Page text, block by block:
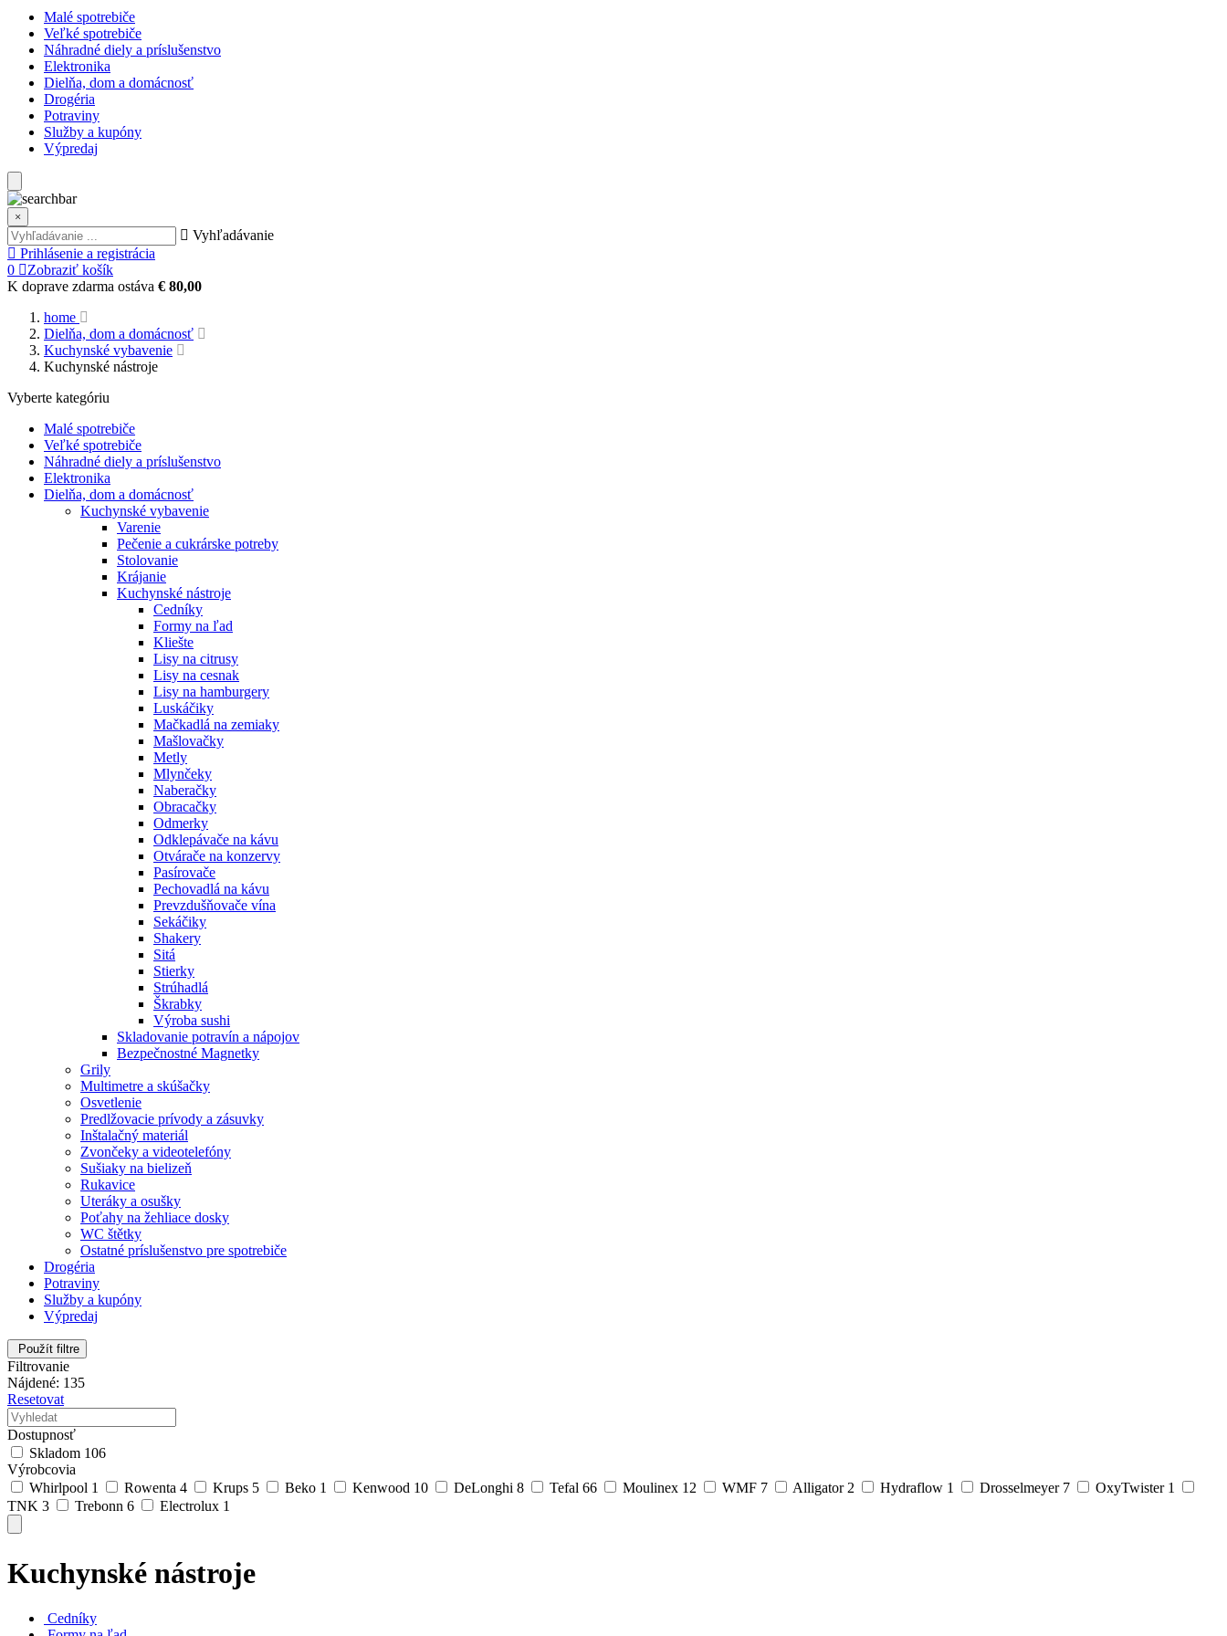
Malé spotrebiče
Veľké spotrebiče
Náhradné diely a príslušenstvo
Elektronika
Dielňa, dom a domácnosť
Drogéria
Potraviny
Služby a kupóny
Výpredaj
×
Vyhľadávanie
Prihlásenie a registrácia
0
Zobraziť košík
K doprave zdarma ostáva € 80,00
home
Dielňa, dom a domácnosť
Kuchynské vybavenie
Kuchynské nástroje
Vyberte kategóriu
Malé spotrebiče
Veľké spotrebiče
Náhradné diely a príslušenstvo
Elektronika
Dielňa, dom a domácnosť
Kuchynské vybavenie
Varenie
Pečenie a cukrárske potreby
Stolovanie
Krájanie
Kuchynské nástroje
Cedníky
Formy na ľad
Kliešte
Lisy na citrusy
Lisy na cesnak
Lisy na hamburgery
Luskáčiky
Mačkadlá na zemiaky
Mašlovačky
Metly
Mlynčeky
Naberačky
Obracačky
Odmerky
Odklepávače na kávu
Otvárače na konzervy
Pasírovače
Pechovadlá na kávu
Prevzdušňovače vína
Sekáčiky
Shakery
Sitá
Stierky
Strúhadlá
Škrabky
Výroba sushi
Skladovanie potravín a nápojov
Bezpečnostné Magnetky
Grily
Multimetre a skúšačky
Osvetlenie
Predlžovacie prívody a zásuvky
Inštalačný materiál
Zvončeky a videotelefóny
Sušiaky na bielizeň
Rukavice
Uteráky a osušky
Poťahy na žehliace dosky
WC štětky
Ostatné príslušenstvo pre spotrebiče
Drogéria
Potraviny
Služby a kupóny
Výpredaj
Použít filtre
Filtrovanie
Nájdené: 135
Resetovat
Dostupnosť
Skladom 106
Výrobcovia
Whirlpool 1 Rowenta 4 Krups 5 Beko 1 Kenwood 10 DeLonghi 8 Tefal 66 Moulinex 12 WMF 7 Alligator 2 Hydraflow 1 Drosselmeyer 7 OxyTwister 1
TNK 3 Trebonn 6 Electrolux 1
Kuchynské nástroje
Cedníky